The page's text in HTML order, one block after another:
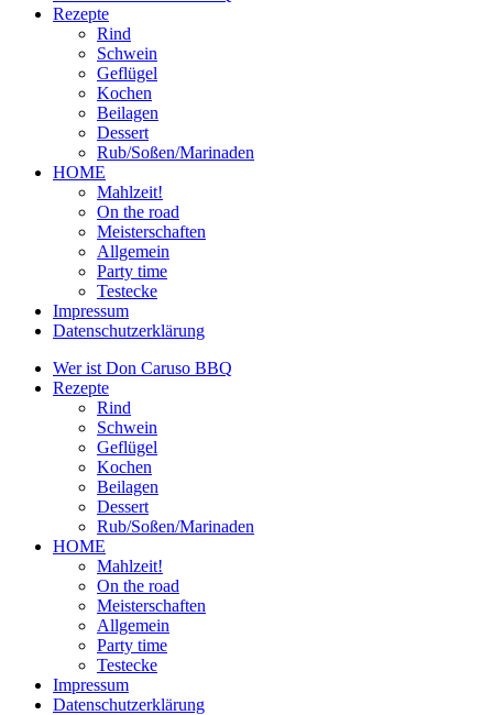
Rezepte
Rind
Schwein
Geflügel
Kochen
Beilagen
Dessert
Rub/Soßen/Marinaden
HOME
Mahlzeit!
On the road
Meisterschaften
Allgemein
Party time
Testecke
Impressum
Datenschutzerklärung
Wer ist Don Caruso BBQ
Rezepte
Rind
Schwein
Geflügel
Kochen
Beilagen
Dessert
Rub/Soßen/Marinaden
HOME
Mahlzeit!
On the road
Meisterschaften
Allgemein
Party time
Testecke
Impressum
Datenschutzerklärung